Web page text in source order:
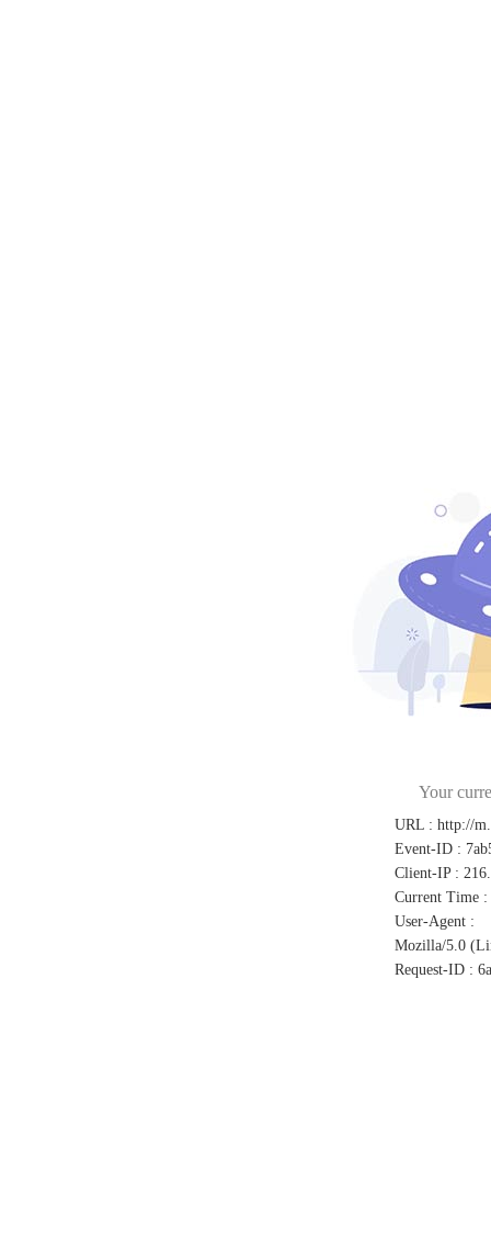
Your
URL : http://
Event-ID :
Client-IP :
Current Time :
User-Agent :
Mozilla/5.0
Request-ID :